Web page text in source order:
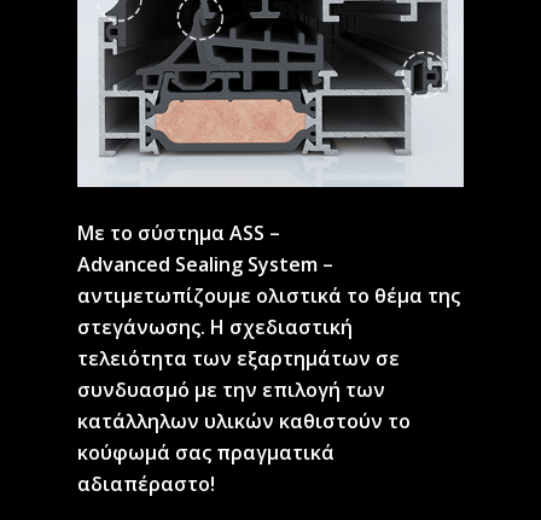
Με το σύστημα ASS –
Advanced Sealing System –
αντιμετωπίζουμε ολιστικά το θέμα της
στεγάνωσης. Η σχεδιαστική
τελειότητα των εξαρτημάτων σε
συνδυασμό με την επιλογή των
κατάλληλων υλικών καθιστούν το
κούφωμά σας πραγματικά
αδιαπέραστο!